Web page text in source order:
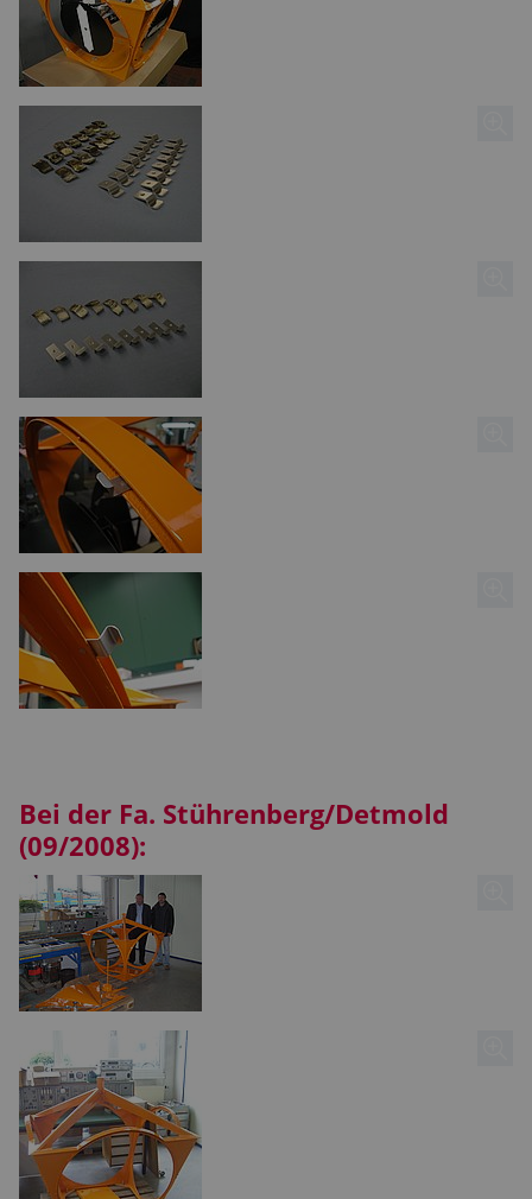
Bei der Fa. Stührenberg/Detmold
(09/2008):